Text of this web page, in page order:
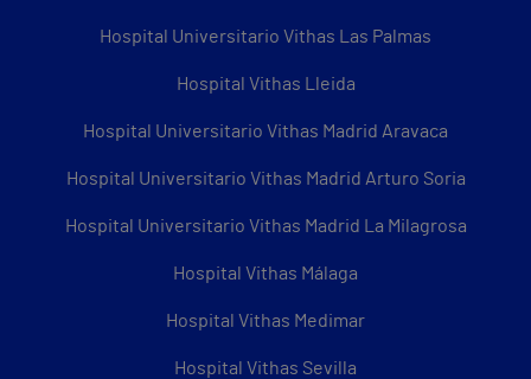
Hospital Universitario Vithas Las Palmas
Hospital Vithas Lleida
Hospital Universitario Vithas Madrid Aravaca
Hospital Universitario Vithas Madrid Arturo Soria
Hospital Universitario Vithas Madrid La Milagrosa
Hospital Vithas Málaga
Hospital Vithas Medimar
Hospital Vithas Sevilla